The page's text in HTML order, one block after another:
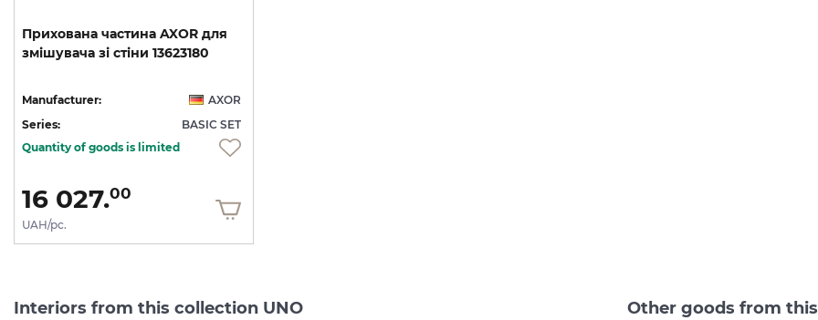
Прихована частина AXOR для
змішувача зі стіни 13623180
Manufacturer:
AXOR
Series:
BASIC SET
Quantity of goods is limited
16 027.00
UAH/pc.
Interiors from this collection UNO Other goods from